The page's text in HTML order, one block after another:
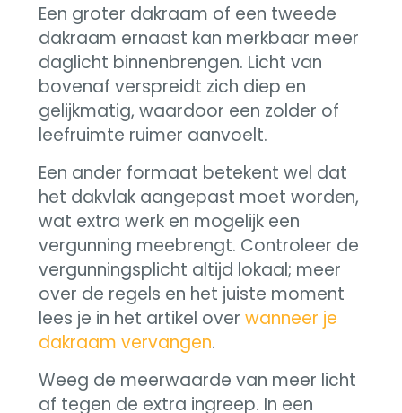
Een groter dakraam of een tweede
dakraam ernaast kan merkbaar meer
daglicht binnenbrengen. Licht van
bovenaf verspreidt zich diep en
gelijkmatig, waardoor een zolder of
leefruimte ruimer aanvoelt.
Een ander formaat betekent wel dat
het dakvlak aangepast moet worden,
wat extra werk en mogelijk een
vergunning meebrengt. Controleer de
vergunningsplicht altijd lokaal; meer
over de regels en het juiste moment
lees je in het artikel over wanneer je
dakraam vervangen.
Weeg de meerwaarde van meer licht
af tegen de extra ingreep. In een